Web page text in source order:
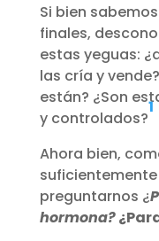
Si bien
finales,
estas yeguas:
las cría y
están? ¿Son
y controlados?
1
Ahora bien,
preguntarnos ¿
hormona?